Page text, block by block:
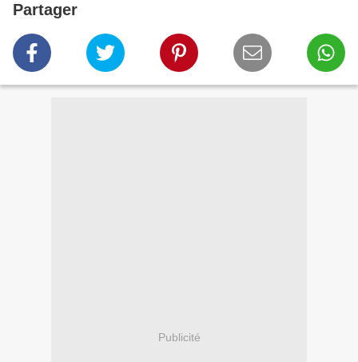
Partager
Publicité